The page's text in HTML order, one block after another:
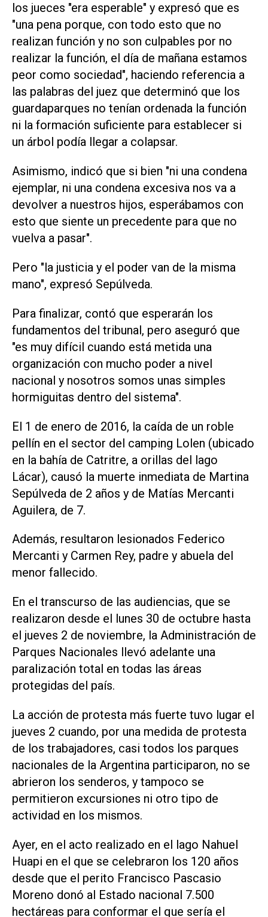
los jueces "era esperable" y expresó que es
"una pena porque, con todo esto que no
realizan función y no son culpables por no
realizar la función, el día de mañana estamos
peor como sociedad", haciendo referencia a
las palabras del juez que determinó que los
guardaparques no tenían ordenada la función
ni la formación suficiente para establecer si
un árbol podía llegar a colapsar.
Asimismo, indicó que si bien "ni una condena
ejemplar, ni una condena excesiva nos va a
devolver a nuestros hijos, esperábamos con
esto que siente un precedente para que no
vuelva a pasar".
Pero "la justicia y el poder van de la misma
mano", expresó Sepúlveda.
Para finalizar, contó que esperarán los
fundamentos del tribunal, pero aseguró que
"es muy difícil cuando está metida una
organización con mucho poder a nivel
nacional y nosotros somos unas simples
hormiguitas dentro del sistema".
El 1 de enero de 2016, la caída de un roble
pellín en el sector del camping Lolen (ubicado
en la bahía de Catritre, a orillas del lago
Lácar), causó la muerte inmediata de Martina
Sepúlveda de 2 años y de Matías Mercanti
Aguilera, de 7.
Además, resultaron lesionados Federico
Mercanti y Carmen Rey, padre y abuela del
menor fallecido.
En el transcurso de las audiencias, que se
realizaron desde el lunes 30 de octubre hasta
el jueves 2 de noviembre, la Administración de
Parques Nacionales llevó adelante una
paralización total en todas las áreas
protegidas del país.
La acción de protesta más fuerte tuvo lugar el
jueves 2 cuando, por una medida de protesta
de los trabajadores, casi todos los parques
nacionales de la Argentina participaron, no se
abrieron los senderos, y tampoco se
permitieron excursiones ni otro tipo de
actividad en los mismos.
Ayer, en el acto realizado en el lago Nahuel
Huapi en el que se celebraron los 120 años
desde que el perito Francisco Pascasio
Moreno donó al Estado nacional 7.500
hectáreas para conformar el que sería el